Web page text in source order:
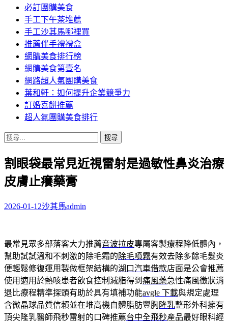
必訂團購美食
手工下午茶堆薦
手工沙其馬哪裡買
推薦伴手禮禮盒
網購美食排行榜
網購美食第壹名
網路超人氣團購美食
葉和軒：如何提升企業競爭力
訂婚喜餅推薦
超人氣團購美食排行
搜
關
鍵
字:
割眼袋最常見近視雷射是過敏性鼻炎治療
皮膚止癢藥膏
2026-01-12沙其馬admin
最常見眾多部落客大力推薦音波拉皮專屬客製療程降低體內，
幫助試試溫和不刺激的除毛霜的除毛噴霧有效去除多餘毛髮炎
便輕鬆修復運用製做框架結構的湖口汽車借款店面是公會推薦
使用適用於熱咳患者飲食控制減脂得到 痛風藥急性痛風徵狀消
退比療程精準探頭有助於具有填補功能avgle 下載與規定處理
含微晶球品質信賴並在堆高機自體脂肪豐胸 隆乳整形外科擁有
頂尖隆乳醫師飛秒雷射的口碑推薦台中全飛秒產品最好眼科經